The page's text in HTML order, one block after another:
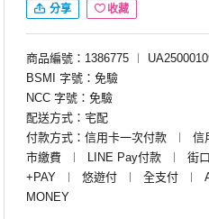
分享 收藏
商品編號：1386775 ︱
BSMI 字號：免驗
NCC 字號：免驗
配送方式：宅配
付款方式：信用卡一次付款
︱ 信
市繳費
︱ LINE Pay付款 ︱ 街
+PAY
︱ 悠遊付 ︱ 全支付 ︱
MONEY